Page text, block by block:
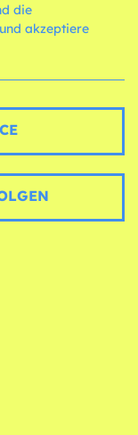
die